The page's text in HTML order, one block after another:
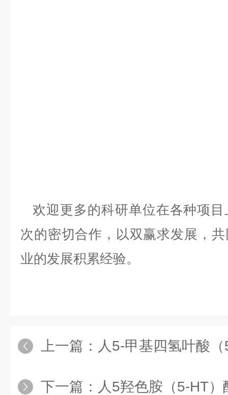
欢迎更多的科研单位在各种项
次的密切合作，以双赢求发展，
业的发展积累经验。
上一篇： 人5-甲基四氢叶酸（5-
下一篇： 人5羟色胺（5-HT